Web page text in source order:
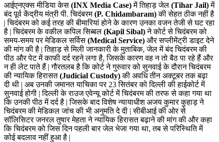
आईएनएक्स मीडिया केस (INX Media Case)में तिहाड़ जेल (Tihar Jail)में
बंद पूर्व केंद्रीय मंत्री पी. चिदंबरम(P. Chidambaram)की सेहत ठीक नहीं है
| चिदंबरम को कई तरह की बीमारियां होने के कारण उनका वजन तेजी से घट रहा
है | चिदंबरम के वकील कपिल सिब्बल (Kapil Sibal)ने कोर्ट से चिदंबरम को
समय-समय पर मेडिकल सर्विस (Medical Service) और सप्लीमेंट्री डाइट देने
की मांग की है | तिहाड़ से मिली जानकारी के मुताबिक, जेल में बंद चिदंबरम की
पीठ और पेट में काफी दर्द रहने लगा है, जिसके कारण वह न तो बैठ पा रहे हैं और
न ही लेट पाते हैं | गौरतलब है कि कोर्ट ने गुरुवार को सुनवाई के दौरान चिदंबरम
की न्यायिक हिरासत(Judicial Custody)की अवधि तीन अक्टूबर तक बढ़ा
दी थी | अब उनकी जमानत याचिका पर 23 सितंबर को दिल्ली की हाईकोर्ट में
सुनवाई होगी | दिल्ली के राउज एवेन्यू कोर्ट में चिदंबरम की तरफ से कहा गया था
कि उनकी पीठ में दर्द है | जिसके बाद विशेष न्यायाधीश अजय कुमार कुहाड़ ने
चिदंबरम की मेडिकल जांच की भी अनुमति दे दी | सीबीआई की ओर से
सॉलिसिटर जनरल तुषार मेहता ने न्यायिक हिरासत बढ़ाने की मांग की और कहा
कि चिदंबरम को जिस दिन पहली बार जेल भेजा गया था, तब से परिस्थिति में
कोई बदलाव नहीं हुआ है |